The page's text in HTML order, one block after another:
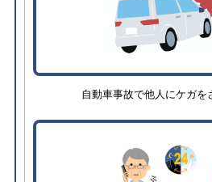
自動車事故で他人にケガを